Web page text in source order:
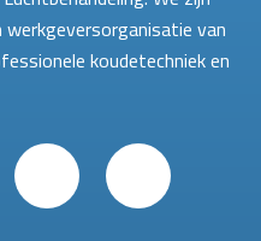
van
koudetechniek en